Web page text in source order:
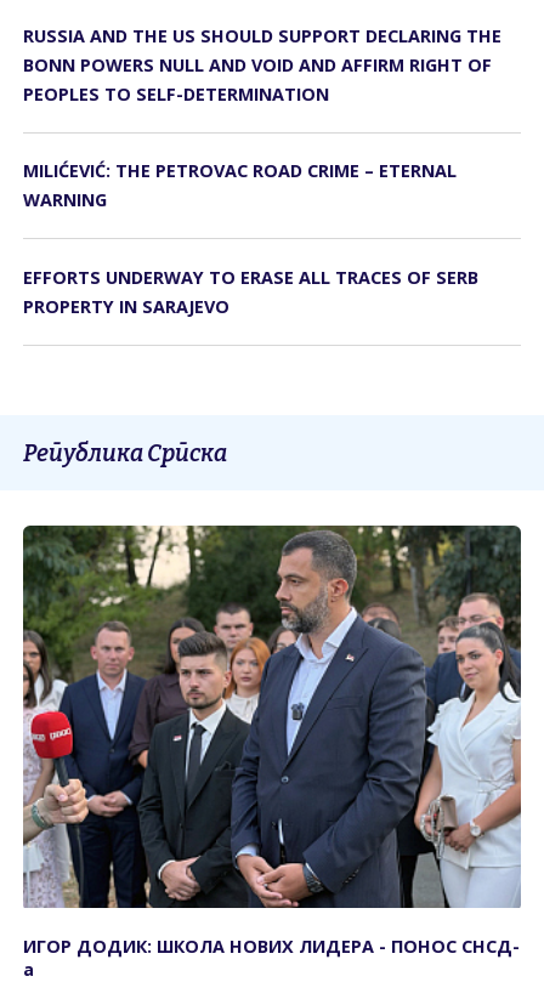
RUSSIA AND THE US SHOULD SUPPORT DECLARING THE
BONN POWERS NULL AND VOID AND AFFIRM RIGHT OF
PEOPLES TO SELF-DETERMINATION
MILIĆEVIĆ: THE PETROVAC ROAD CRIME – ETERNAL
WARNING
EFFORTS UNDERWAY TO ERASE ALL TRACES OF SERB
PROPERTY IN SARAJEVO
Република Српска
ИГОР ДОДИК: ШКОЛА НОВИХ ЛИДЕРА - ПОНОС СНСД-
а